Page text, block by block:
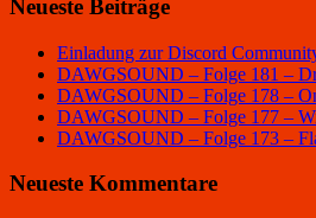
Neueste Beiträge
Einladung zur Discord
DAWGSOUND – Folge 181 –
DAWGSOUND – Folge 178 –
DAWGSOUND – Folge 177 –
DAWGSOUND – Folge 173 –
Neueste Kommentare